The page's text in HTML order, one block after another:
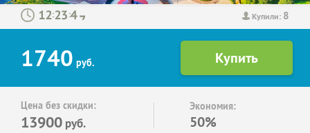
Купили: 8
: :
1740 руб.
Цена без скидки:
13900 руб.
Экономия:
50%